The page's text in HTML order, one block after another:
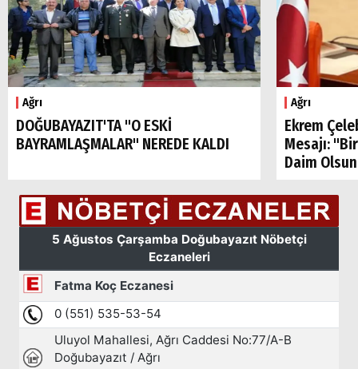
Ağrı
DOĞUBAYAZIT'TA "O ESKİ
BAYRAMLAŞMALAR" NEREDE KALDI
Ağrı
Ekrem
Mesajı:
Daim
Arama
Popüler
Doğubayazıt